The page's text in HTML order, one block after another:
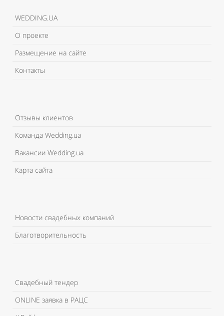
WEDDING.UA
О проекте
Размещение на сайте
Контакты
Отзывы клиентов
Команда Wedding.ua
Вакансии Wedding.ua
Карта сайта
Новости свадебных компаний
Благотворительность
Свадебный тендер
ONLINE заявка в РАЦС